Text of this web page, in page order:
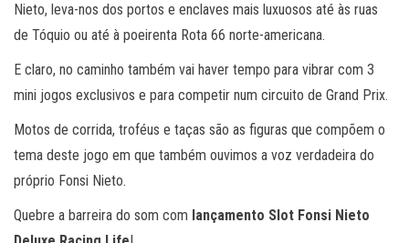
Nieto, leva-nos dos portos e enclaves mais luxuosos até às ruas
de Tóquio ou até à poeirenta Rota 66 norte-americana.
E claro, no caminho também vai haver tempo para vibrar com 3
mini jogos exclusivos e para competir num circuito de Grand Prix.
Motos de corrida, troféus e taças são as figuras que compõem o
tema deste jogo em que também ouvimos a voz verdadeira do
próprio Fonsi Nieto.
Quebre a barreira do som com lançamento Slot Fonsi Nieto